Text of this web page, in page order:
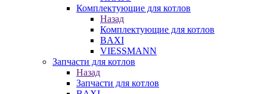
Комплектующие для котлов
Назад
Комплектующие для котлов
BAXI
VIESSMANN
Запчасти для котлов
Назад
Запчасти для котлов